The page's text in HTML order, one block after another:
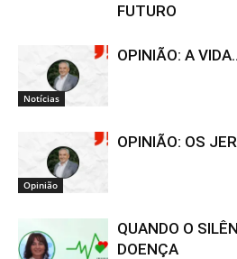
FUTURO
Notícias
OPINIÃO: A
Opinião
OPINIÃO: OS
QUANDO O
DOENÇA